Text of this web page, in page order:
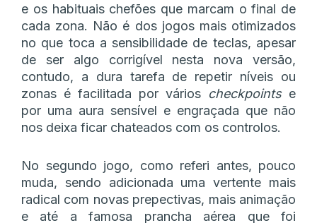
e os habituais chefões que marcam o final de
cada zona. Não é dos jogos mais otimizados
no que toca a sensibilidade de teclas, apesar
de ser algo corrigível nesta nova versão,
contudo, a dura tarefa de repetir níveis ou
zonas é facilitada por vários checkpointse
por uma aura sensível e engraçada que não
nos deixa ficar chateados com os controlos.
No segundo jogo, como referi antes, pouco
muda, sendo adicionada uma vertente mais
radical com novas prepectivas, mais animação
e até a famosa prancha aérea que foi